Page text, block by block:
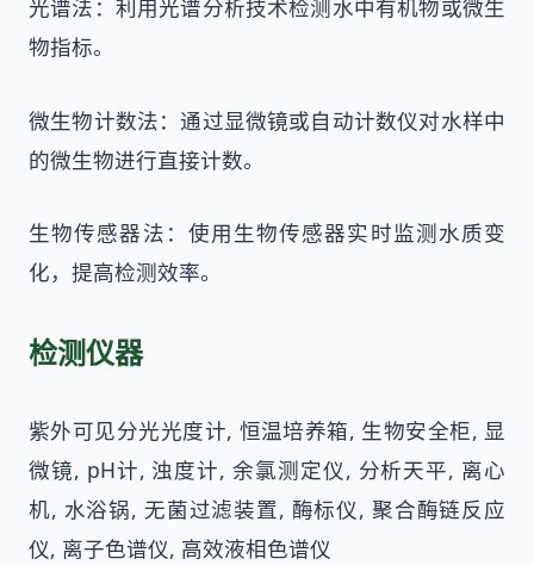
光谱法：利用光谱分析技术检测水中有机物或微生
物指标。
微生物计数法：通过显微镜或自动计数仪对水样中
的微生物进行直接计数。
生物传感器法：使用生物传感器实时监测水质变
化，提高检测效率。
检测仪器
紫外可见分光光度计, 恒温培养箱, 生物安全柜, 显
微镜, pH计, 浊度计, 余氯测定仪, 分析天平, 离心
机, 水浴锅, 无菌过滤装置, 酶标仪, 聚合酶链反应
仪, 离子色谱仪, 高效液相色谱仪